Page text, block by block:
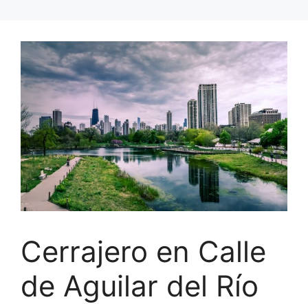
Cerrajero en Calle
de Aguilar del Río